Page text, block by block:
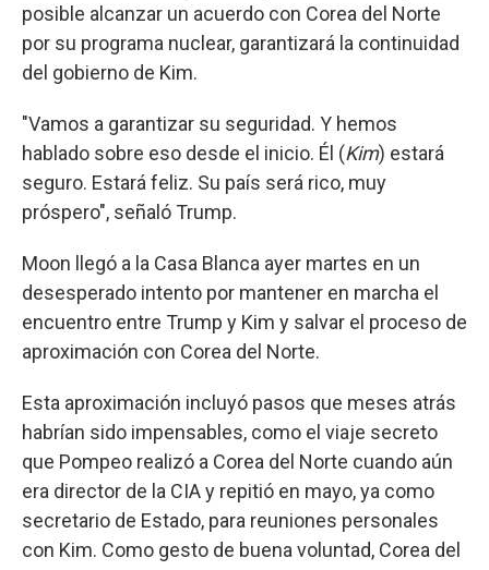
posible alcanzar un acuerdo con Corea del Norte
por su programa nuclear, garantizará la continuidad
del gobierno de Kim.
"Vamos a garantizar su seguridad. Y hemos
hablado sobre eso desde el inicio. Él (Kim) estará
seguro. Estará feliz. Su país será rico, muy
próspero", señaló Trump.
Moon llegó a la Casa Blanca ayer martes en un
desesperado intento por mantener en marcha el
encuentro entre Trump y Kim y salvar el proceso de
aproximación con Corea del Norte.
Esta aproximación incluyó pasos que meses atrás
habrían sido impensables, como el viaje secreto
que Pompeo realizó a Corea del Norte cuando aún
era director de la CIA y repitió en mayo, ya como
secretario de Estado, para reuniones personales
con Kim. Como gesto de buena voluntad, Corea del